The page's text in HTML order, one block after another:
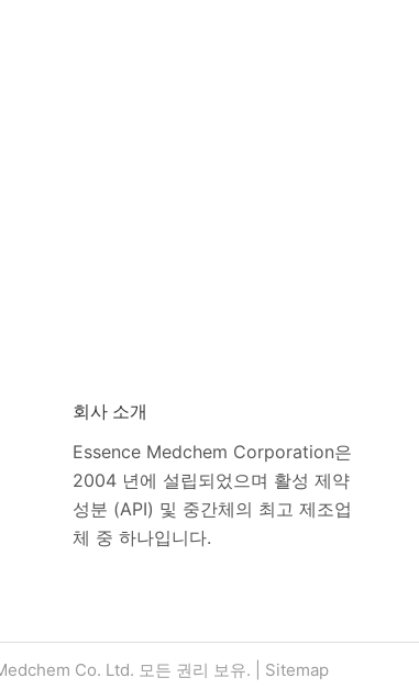
회사 소개
Essence Medchem Corporation은
2004 년에 설립되었으며 활성 제약
성분 (API) 및 중간체의 최고 제조업
체 중 하나입니다.
Co. Ltd. 모든 권리 보유. | Sitemap